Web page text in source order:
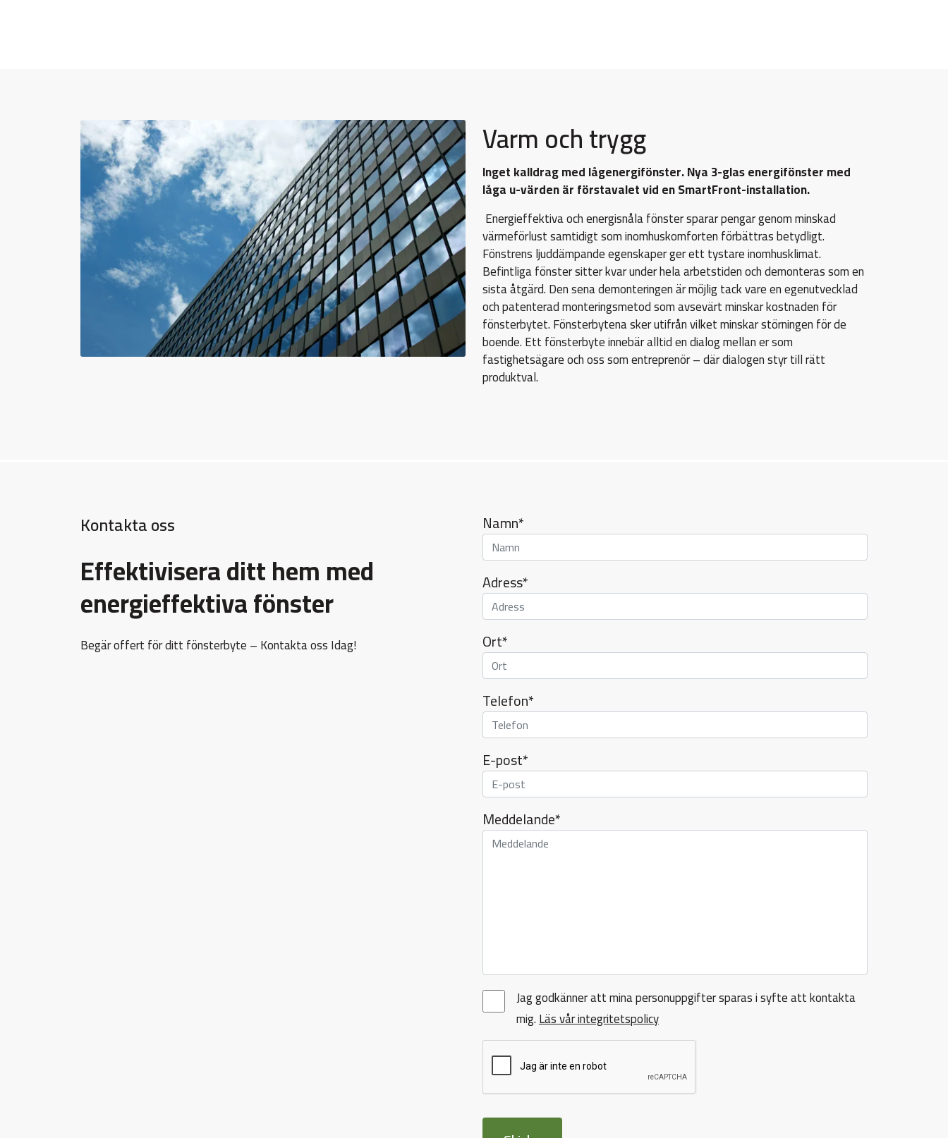
Varm och trygg
Inget kalldrag med lågenergifönster. Nya 3-glas energifönster med
låga u-värden är förstavalet vid en SmartFront-installation.
Energieffektiva och energisnåla fönster sparar pengar genom minskad
värmeförlust samtidigt som inomhuskomforten förbättras betydligt.
Fönstrens ljuddämpande egenskaper ger ett tystare inomhusklimat.
Befintliga fönster sitter kvar under hela arbetstiden och demonteras som en
sista åtgärd. Den sena demonteringen är möjlig tack vare en egenutvecklad
och patenterad monteringsmetod som avsevärt minskar kostnaden för
fönsterbytet. Fönsterbytena sker utifrån vilket minskar störningen för de
boende. Ett fönsterbyte innebär alltid en dialog mellan er som
fastighetsägare och oss som entreprenör – där dialogen styr till rätt
produktval.
Kontakta oss
Effektivisera ditt hem med
energieffektiva fönster
Begär offert för ditt fönsterbyte – Kontakta oss Idag!
Namn*
Adress*
Ort*
Telefon*
E-post*
Meddelande*
Jag godkänner att mina personuppgifter sparas i syfte att kontakta
mig.Läs vår integritetspolicy